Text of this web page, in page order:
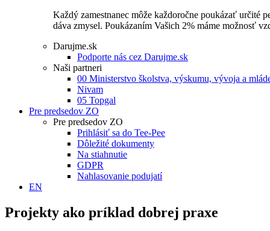
Každý zamestnanec môže každoročne poukázať určité
dáva zmysel. Poukázaním Vašich 2% máme možnosť
Darujme.sk
Podporte nás cez Darujme.sk
Naši partneri
00 Ministerstvo školstva, výskumu, vývoja a
Nivam
05 Topgal
Pre predsedov ZO
Pre predsedov ZO
Prihlásiť sa do Tee-Pee
Dôležité dokumenty
Na stiahnutie
GDPR
Nahlasovanie podujatí
EN
Projekty ako príklad dobrej praxe